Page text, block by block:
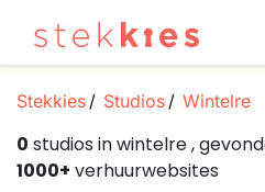
Stekkies Studios Wintelre
0 studios in wintelre ,
1000+ verhuurwebsites